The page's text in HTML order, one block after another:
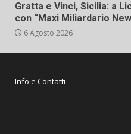
Gratta e Vinci, Sicilia: a
con “Maxi Miliardario
6 Agosto 2026
Info e Contatti